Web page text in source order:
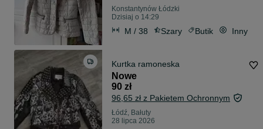
Konstantynów Łódzki
Dzisiaj o 14:29
M / 38 Szary Butik Inny
Kurtka ramoneska
Nowe
90 zł
96,65 zł z Pakietem Ochronnym
Łódź, Bałuty
28 lipca 2026